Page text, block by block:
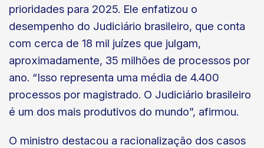
prioridades para 2025. Ele enfatizou o
desempenho do Judiciário brasileiro, que conta
com cerca de 18 mil juízes que julgam,
aproximadamente, 35 milhões de processos por
ano. “Isso representa uma média de 4.400
processos por magistrado. O Judiciário brasileiro
é um dos mais produtivos do mundo”, afirmou.
O ministro destacou a racionalização dos casos